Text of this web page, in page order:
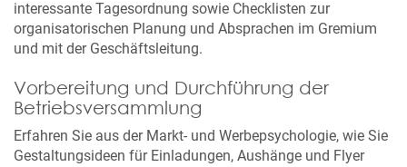
interessante Tagesordnung sowie Checklisten zur
organisatorischen Planung und Absprachen im Gremium
und mit der Geschäftsleitung.
Vorbereitung und Durchführung der
Betriebsversammlung
Erfahren Sie aus der Markt- und Werbepsychologie, wie Sie
Gestaltungsideen für Einladungen, Aushänge und Flyer